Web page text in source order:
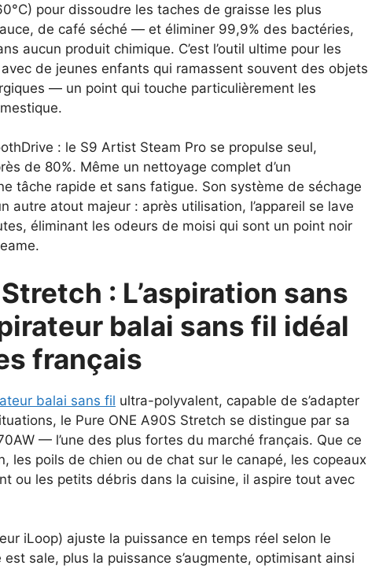
pour dissoudre les taches de graisse les plus
de café séché — et éliminer 99,9% des bactéries,
aucun produit chimique. C’est l’outil ultime pour les
de jeunes enfants qui ramassent souvent des objets
— un point qui touche particulièrement les
: le S9 Artist Steam Pro se propulse seul,
de 80%. Même un nettoyage complet d’un
tâche rapide et sans fatigue. Son système de séchage
autre atout majeur : après utilisation, l’appareil se lave
éliminant les odeurs de moisi qui sont un point noir
: L’aspiration sans
balai sans fil idéal
français
balai sans fil ultra-polyvalent, capable de s’adapter
le Pure ONE A90S Stretch se distingue par sa
— l’une des plus fortes du marché français. Que ce
les poils de chien ou de chat sur le canapé, les copeaux
ou les petits débris dans la cuisine, il aspire tout avec
iLoop) ajuste la puissance en temps réel selon le
sale, plus la puissance s’augmente, optimisant ainsi